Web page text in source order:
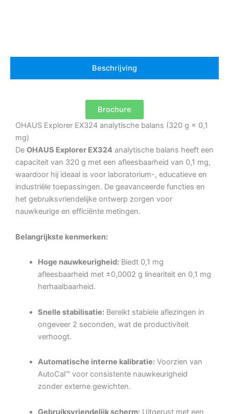
Beschrijving
Brochure
OHAUS Explorer EX324 analytische balans (320 g × 0,1
mg)
De OHAUS Explorer EX324 analytische balans heeft een
capaciteit van 320 g met een afleesbaarheid van 0,1 mg,
waardoor hij ideaal is voor laboratorium-, educatieve en
industriële toepassingen. De geavanceerde functies en
het gebruiksvriendelijke ontwerp zorgen voor
nauwkeurige en efficiënte metingen.
Belangrijkste kenmerken:
Hoge nauwkeurigheid: Biedt 0,1 mg
afleesbaarheid met ±0,0002 g lineariteit en 0,1 mg
herhaalbaarheid.
Snelle stabilisatie: Bereikt stabiele aflezingen in
ongeveer 2 seconden, wat de productiviteit
verhoogt.
Automatische interne kalibratie: Voorzien van
AutoCal™ voor consistente nauwkeurigheid
zonder externe gewichten.
Gebruiksvriendelijk scherm: Uitgerust met een